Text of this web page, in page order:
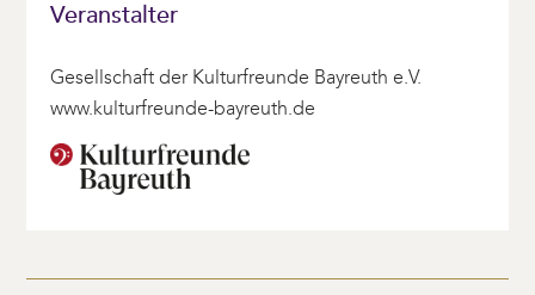
Veranstalter
Gesellschaft der Kulturfreunde Bayreuth e.V.
www.kulturfreunde-bayreuth.de